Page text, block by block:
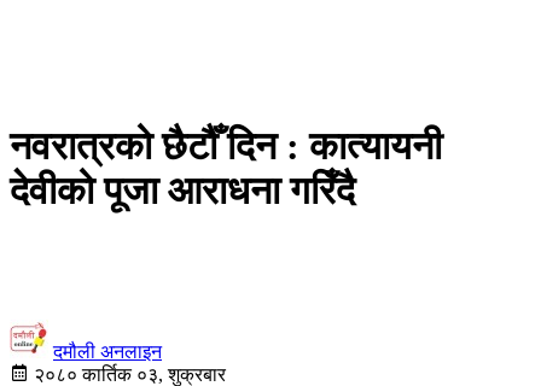
नवरात्रको छैटौँ दिन : कात्यायनी
देवीको पूजा आराधना गरिँदै
दमौली अनलाइन
२०८० कार्तिक ०३, शुक्रबार